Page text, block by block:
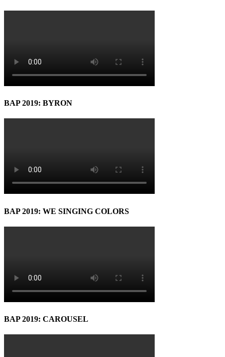
BAP 2019: BYRON
BAP 2019: WE SINGING COLORS
BAP 2019: CAROUSEL